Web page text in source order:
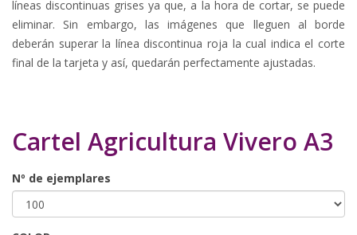
líneas discontinuas grisesya que, a la hora de cortar, se puede
eliminar. Sin embargo, las imágenes que lleguen al borde
deberán superar la línea discontinua roja la cual indica el corte
final de la tarjeta y así, quedarán perfectamente ajustadas.
Cartel Agricultura Vivero A3
Nº de ejemplares